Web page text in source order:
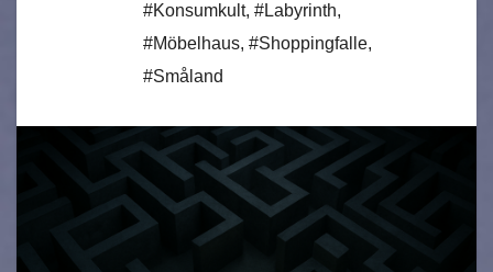
#Konsumkult, #Labyrinth,
#Möbelhaus, #Shoppingfalle,
#Småland